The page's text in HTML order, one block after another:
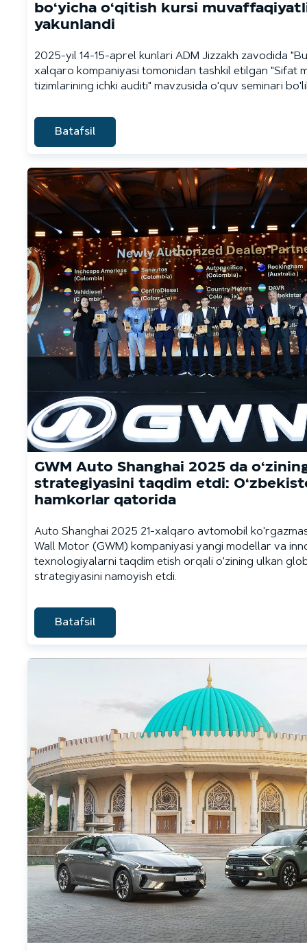
bo‘yicha o‘qitish kursi
yakunlandi
2025-yil 14-15-aprel kunlari ADM Jizzakh zavodida
xalqaro kompaniyasi tomonidan tashkil etilgan "Sifat
tizimlarining ichki auditi" mavzusida o'quv seminari
Batafsil
GWM Auto Shanghai 2025 da
strategiyasini taqdim etdi:
hamkorlar qatorida
Auto Shanghai 2025 21-xalqaro avtomobil
Wall Motor (GWM) kompaniyasi yangi modellar va
texnologiyalarni taqdim etish orqali o'zining ulkan
strategiyasini namoyish etdi.
Batafsil